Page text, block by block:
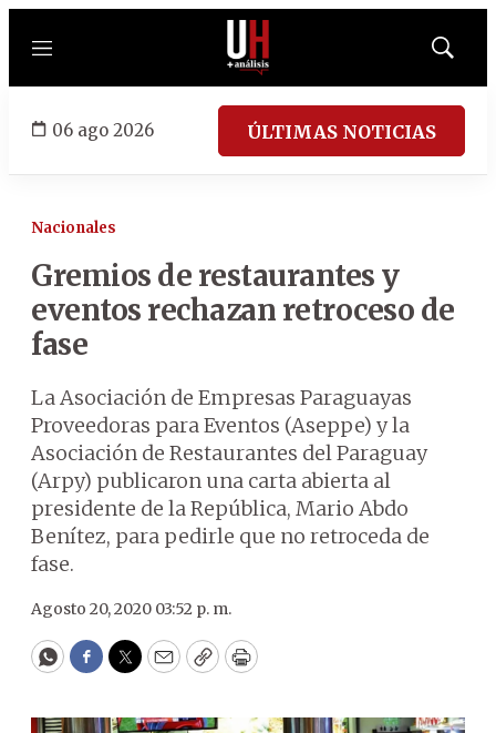
Menú
Mostrar
06 ago 2026 ÚLTIMAS NOTICIAS
Nacionales
Gremios de restaurantes y
eventos rechazan retroceso de
fase
La Asociación de Empresas Paraguayas
Proveedoras para Eventos (Aseppe) y la
Asociación de Restaurantes del Paraguay
(Arpy) publicaron una carta abierta al
presidente de la República, Mario Abdo
Benítez, para pedirle que no retroceda de
fase.
Agosto 20, 2020 03:52 p. m.
WhatsApp
Facebook
Twitter
EmailCopyPrint